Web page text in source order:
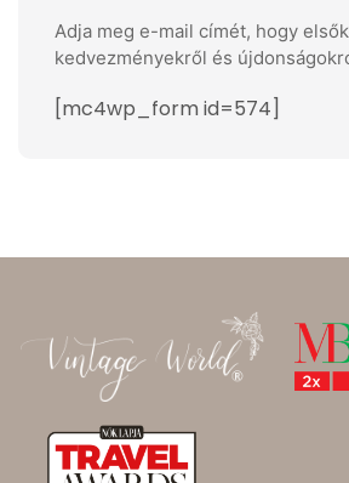
Adja meg e-mail címét, hogy
kedvezményekről és
[mc4wp_form id=574]